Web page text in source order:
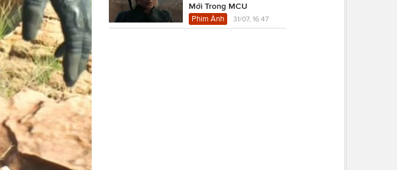
Mới Trong MCU
Phim Ảnh 31/07, 16:47